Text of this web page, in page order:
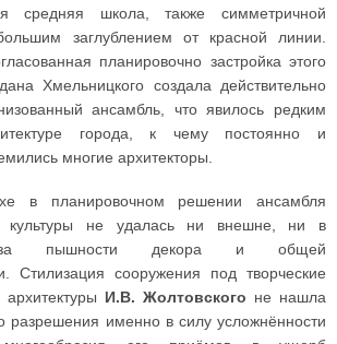
средняя школа, также симметричной
заглублением от красной линии.
планировочно застройка этого
Хмельницкого создала действительно
ансамбль, что явилось редким
города, к чему постоянно и
многие архитекторы.
в планировочном решении ансамбля
культуры не удалась ни внешне, ни в
за пышности декора и общей
Стилизация сооружения под творческие
И.В. Жолтовского не нашла
разрешения именно в силу усложнённости